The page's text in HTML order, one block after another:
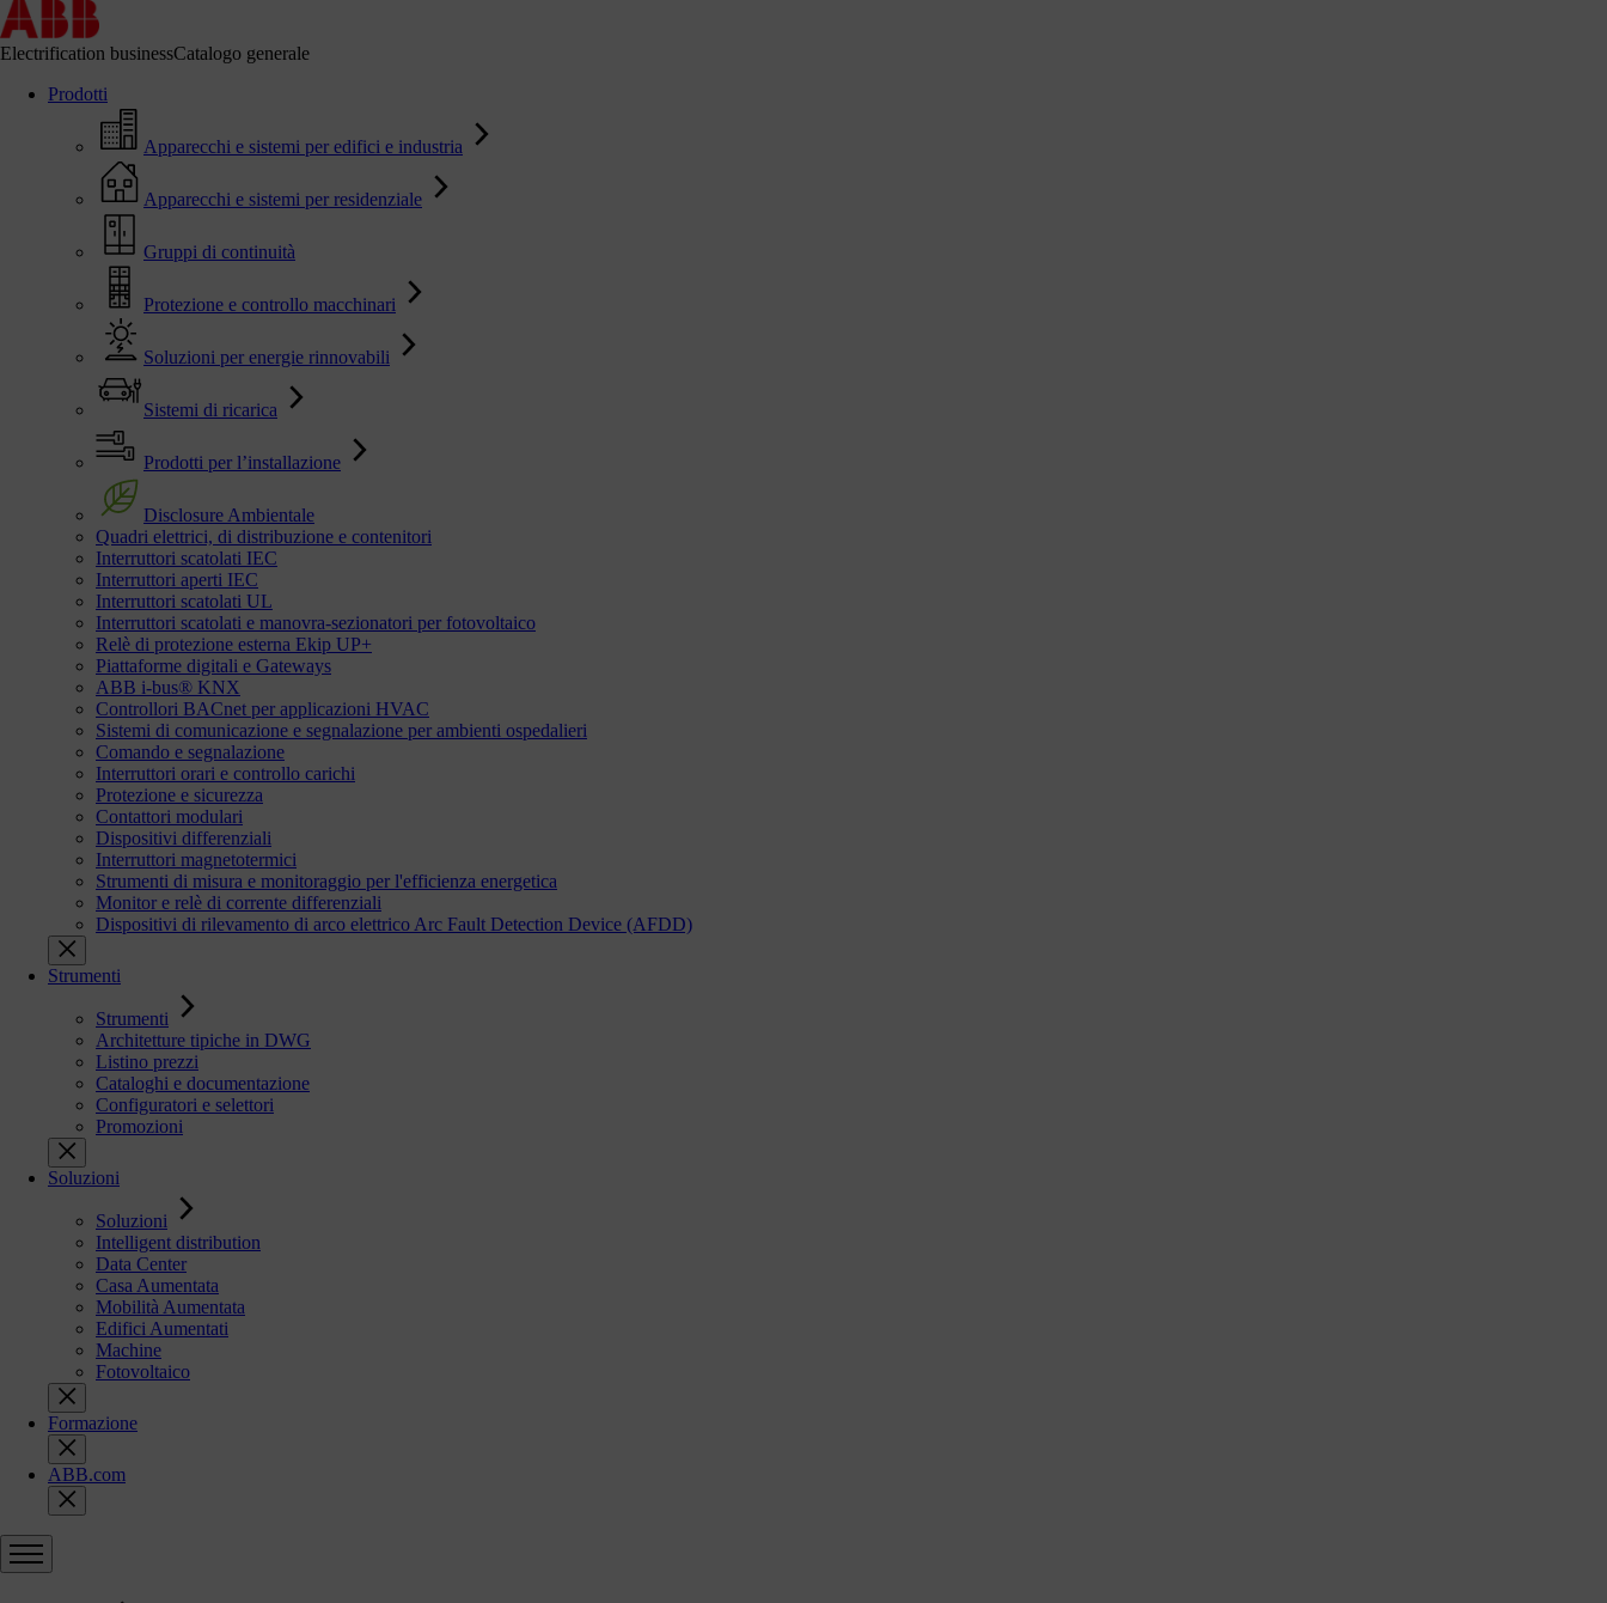
Electrification businessCatalogo generale
Prodotti
Apparecchi e sistemi per edifici e industria
Apparecchi e sistemi per residenziale
Gruppi di continuità
Protezione e controllo macchinari
Soluzioni per energie rinnovabili
Sistemi di ricarica
Prodotti per l’installazione
Disclosure Ambientale
Quadri elettrici, di distribuzione e contenitori
Interruttori scatolati IEC
Interruttori aperti IEC
Interruttori scatolati UL
Interruttori scatolati e manovra-sezionatori per fotovoltaico
Relè di protezione esterna Ekip UP+
Piattaforme digitali e Gateways
ABB i-bus® KNX
Controllori BACnet per applicazioni HVAC
Sistemi di comunicazione e segnalazione per ambienti ospedalieri
Comando e segnalazione
Interruttori orari e controllo carichi
Protezione e sicurezza
Contattori modulari
Dispositivi differenziali
Interruttori magnetotermici
Strumenti di misura e monitoraggio per l'efficienza energetica
Monitor e relè di corrente differenziali
Dispositivi di rilevamento di arco elettrico Arc Fault Detection Device (AFDD)
Strumenti
Strumenti
Architetture tipiche in DWG
Listino prezzi
Cataloghi e documentazione
Configuratori e selettori
Promozioni
Soluzioni
Soluzioni
Intelligent distribution
Data Center
Casa Aumentata
Mobilità Aumentata
Edifici Aumentati
Machine
Fotovoltaico
Formazione
ABB.com